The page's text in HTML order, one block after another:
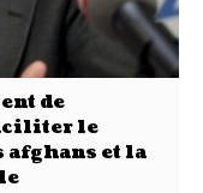
de
le
et la